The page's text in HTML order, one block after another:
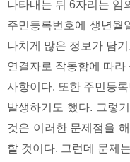
나타내는 뒤 6자리는 임
주민등록번호에 생년월
나치게 많은 정보가 담
연결자로 작동함에 따라
사항이다. 또한 주민등
발생하기도 했다. 그렇
것은 이러한 문제점을
할 것이다. 그런데 문제